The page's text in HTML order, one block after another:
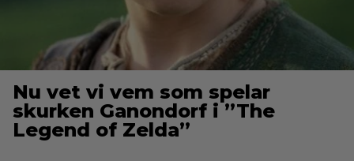
Nu vet vi vem som spelar
skurken Ganondorf i ”The
Legend of Zelda”